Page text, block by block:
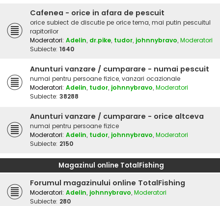
Cafenea - orice in afara de pescuit
orice subiect de discutie pe orice tema, mai putin pescuitul
rapitorilor
Moderatori: Adelin, dr.pike, tudor, johnnybravo, Moderatori
Subiecte: 1640
Anunturi vanzare / cumparare - numai pescuit
numai pentru persoane fizice, vanzari ocazionale
Moderatori: Adelin, tudor, johnnybravo, Moderatori
Subiecte: 38288
Anunturi vanzare / cumparare - orice altceva
numai pentru persoane fizice
Moderatori: Adelin, tudor, johnnybravo, Moderatori
Subiecte: 2150
Magazinul online TotalFishing
Forumul magazinului online TotalFishing
Moderatori: Adelin, johnnybravo, Moderatori
Subiecte: 280